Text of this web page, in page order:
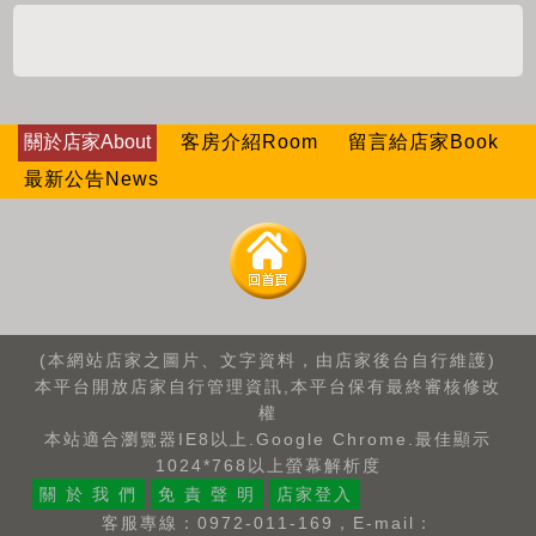
關於店家About 客房介紹Room
留言給店家Book
最新公告News
(本網站店家之圖片、文字資料，由店家後台自行維護)
本平台開放店家自行管理資訊,本平台保有最終審核修改
權
本站適合瀏覽器IE8以上.Google Chrome.最佳顯示
1024*768以上螢幕解析度
關 於 我 們
免 責 聲 明
店家登入
客服專線：0972-011-169，E-mail：